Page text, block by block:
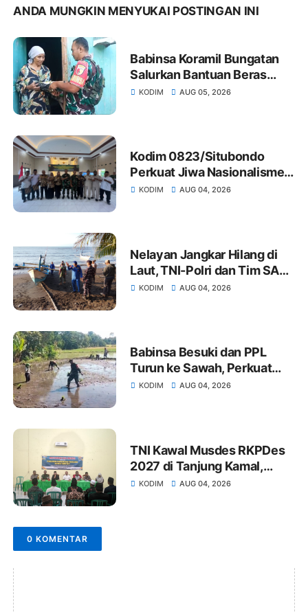
ANDA MUNGKIN MENYUKAI POSTINGAN INI
Babinsa Koramil Bungatan
Salurkan Bantuan Beras
kepada Warga Kurang
KODIM AUG 05, 2026
Kodim 0823/Situbondo
Perkuat Jiwa Nasionalisme
Generasi Muda melalui
KODIM AUG 04, 2026
Nelayan Jangkar Hilang di
Laut, TNI-Polri dan Tim SAR
Gabungan Lakukan
KODIM AUG 04, 2026
Babinsa Besuki dan PPL
Turun ke Sawah, Perkuat
Ketahanan Pangan melalui
KODIM AUG 04, 2026
TNI Kawal Musdes RKPDes
2027 di Tanjung Kamal,
Dorong Pembangunan Desa
KODIM AUG 04, 2026
0 KOMENTAR